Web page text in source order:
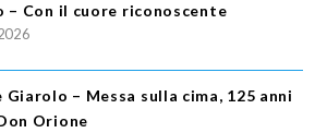
– Con il cuore riconoscente
Giarolo – Messa sulla cima, 125 anni
Orione